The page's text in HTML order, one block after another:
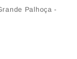
Palhoça -